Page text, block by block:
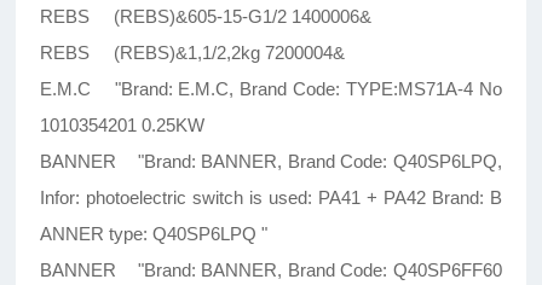
REBS (REBS)&605-15-G1/2 1400006&
REBS (REBS)&1,1/2,2kg 7200004&
E.M.C "Brand: E.M.C, Brand Code: TYPE:MS71A-4 No
1010354201 0.25KW
BANNER "Brand: BANNER, Brand Code: Q40SP6LPQ,
Infor: photoelectric switch is used: PA41 + PA42 Brand: B
ANNER type: Q40SP6LPQ "
BANNER "Brand: BANNER, Brand Code: Q40SP6FF60